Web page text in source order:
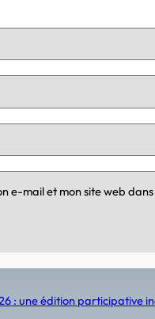
e-mail et mon site web
: une édition participative